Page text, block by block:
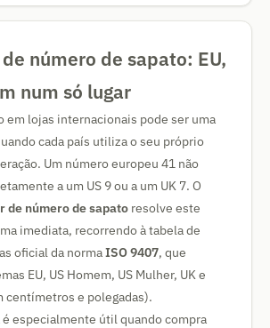
número de sapato: EU,
num só lugar
em lojas internacionais pode ser uma
cada país utiliza o seu próprio
Um número europeu 41 não
a um US 9 ou a um UK 7. O
de número de sapato resolve este
imediata, recorrendo à tabela de
oficial da normaISO 9407, que
EU, US Homem, US Mulher, UK e
centímetros e polegadas).
é especialmente útil quando compra